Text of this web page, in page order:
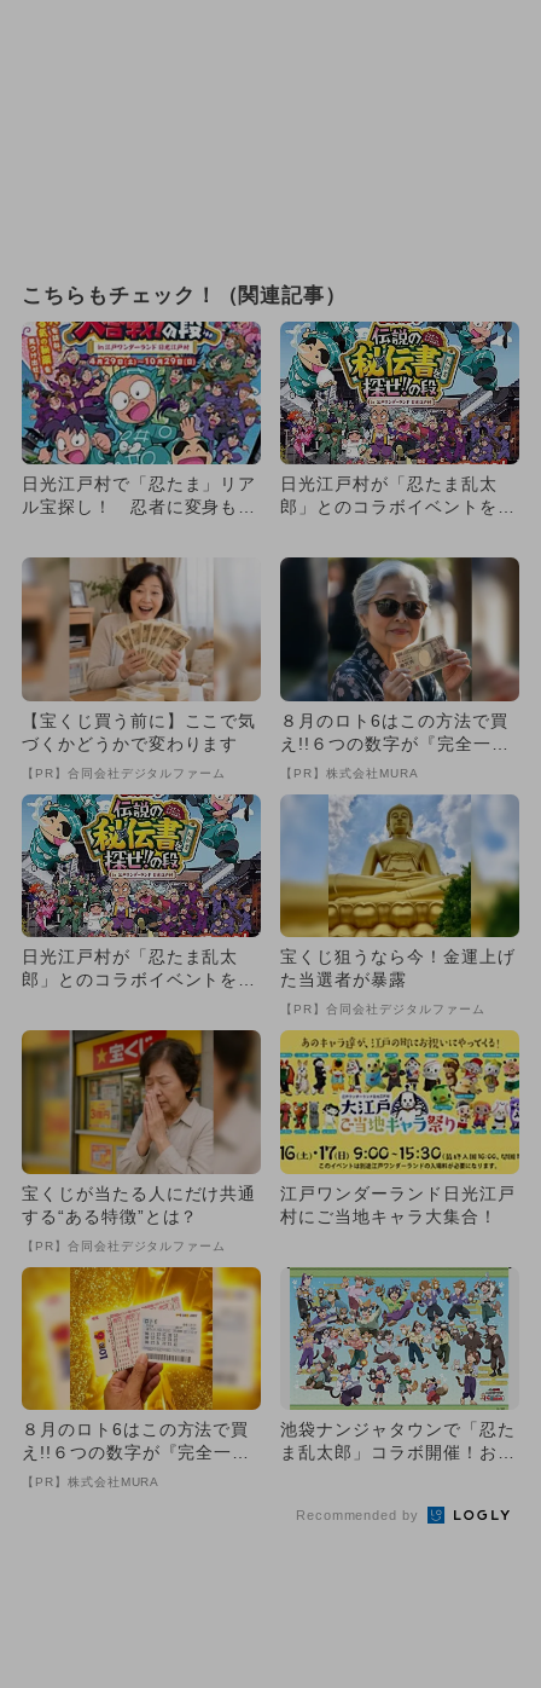
こちらもチェック！（関連記事）
日光江戸村で「忍たま」リア
ル宝探し！ 忍者に変身もで
日光江戸村が「忍たま乱太
郎」とのコラボイベントを開
【宝くじ買う前に】ここで気
づくかどうかで変わります
【PR】合同会社デジタルファーム
８月のロト6はこの方法で買
え!!６つの数字が『完全一
致』する方法
【PR】株式会社MURA
日光江戸村が「忍たま乱太
郎」とのコラボイベントを開
宝くじ狙うなら今！金運上げ
た当選者が暴露
【PR】合同会社デジタルファーム
宝くじが当たる人にだけ共通
する“ある特徴”とは？
【PR】合同会社デジタルファーム
江戸ワンダーランド日光江戸
村にご当地キャラ大集合！
８月のロト6はこの方法で買
え!!６つの数字が『完全一
致』する方法
【PR】株式会社MURA
池袋ナンジャタウンで「忍た
ま乱太郎」コラボ開催！お宝
Recommended by